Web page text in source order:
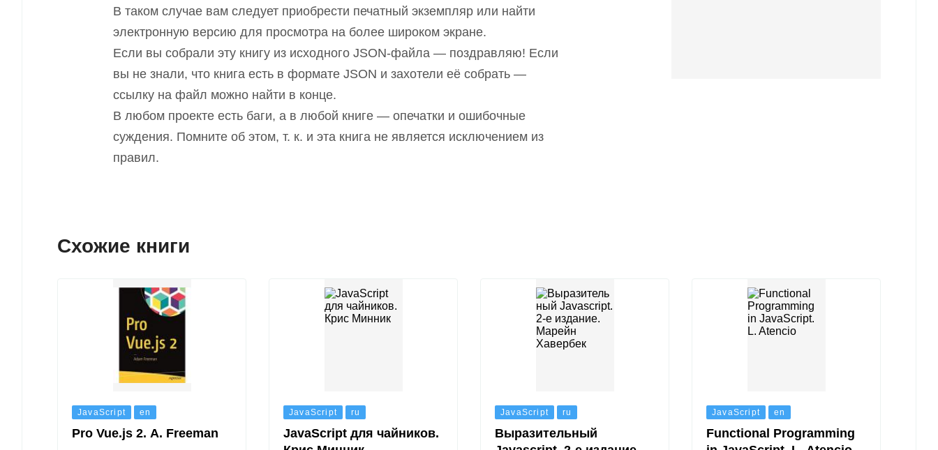
В таком случае вам следует приобрести печатный экземпляр или найти
электронную версию для просмотра на более широком экране.
Если вы собрали эту книгу из исходного JSON-файла — поздравляю! Если
вы не знали, что книга есть в формате JSON и захотели её собрать —
ссылку на файл можно найти в конце.
В любом проекте есть баги, а в любой книге — опечатки и ошибочные
суждения. Помните об этом, т. к. и эта книга не является исключением из
правил.
Схожие книги
JavaScript en
Pro Vue.js 2. A. Freeman
JavaScript ru
JavaScript для чайников.
JavaScript ru
Выразительный
JavaScript en
Functional Programming